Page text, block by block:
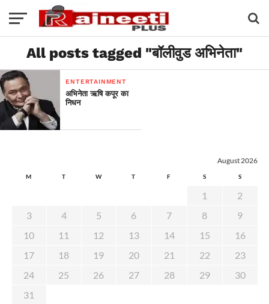
All posts tagged "बॉलीवुड अभिनेता"
ENTERTAINMENT
अभिनेता ऋषि कपूर का
निधन
August 2026
M T W T F S S
1
2
3
4 5 6 7 8
9
10
11 12 13 14 15
16
17
18 19 20 21 22
23
24
25 26 27 28 29
30
31